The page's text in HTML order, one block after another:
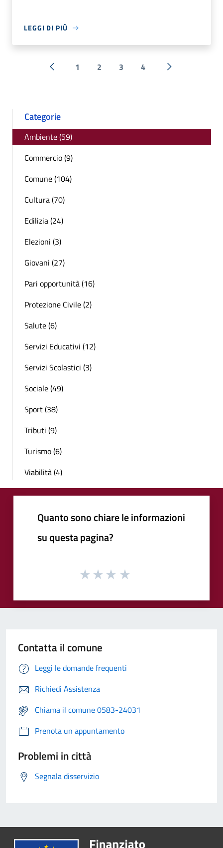
LEGGI DI PIÙ
« Precedente
1 2 3 4 Successiva »
Categorie
Ambiente (59)
Commercio (9)
Comune (104)
Cultura (70)
Edilizia (24)
Elezioni (3)
Giovani (27)
Pari opportunità (16)
Protezione Civile (2)
Salute (6)
Servizi Educativi (12)
Servizi Scolastici (3)
Sociale (49)
Sport (38)
Tributi (9)
Turismo (6)
Viabilità (4)
Quanto sono chiare le informazioni
su questa pagina?
Contatta il comune
Leggi le domande frequenti
Richiedi Assistenza
Chiama il comune 0583-24031
Prenota un appuntamento
Problemi in città
Segnala disservizio